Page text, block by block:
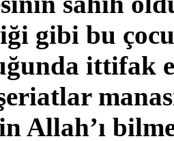
gibi bu
ittifak
Allah’ı